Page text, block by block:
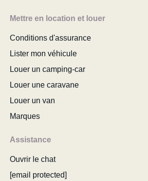
Mettre en location et louer
Conditions d'assurance
Lister mon véhicule
Louer un camping-car
Louer une caravane
Louer un van
Marques
Assistance
Ouvrir le chat
[email protected]